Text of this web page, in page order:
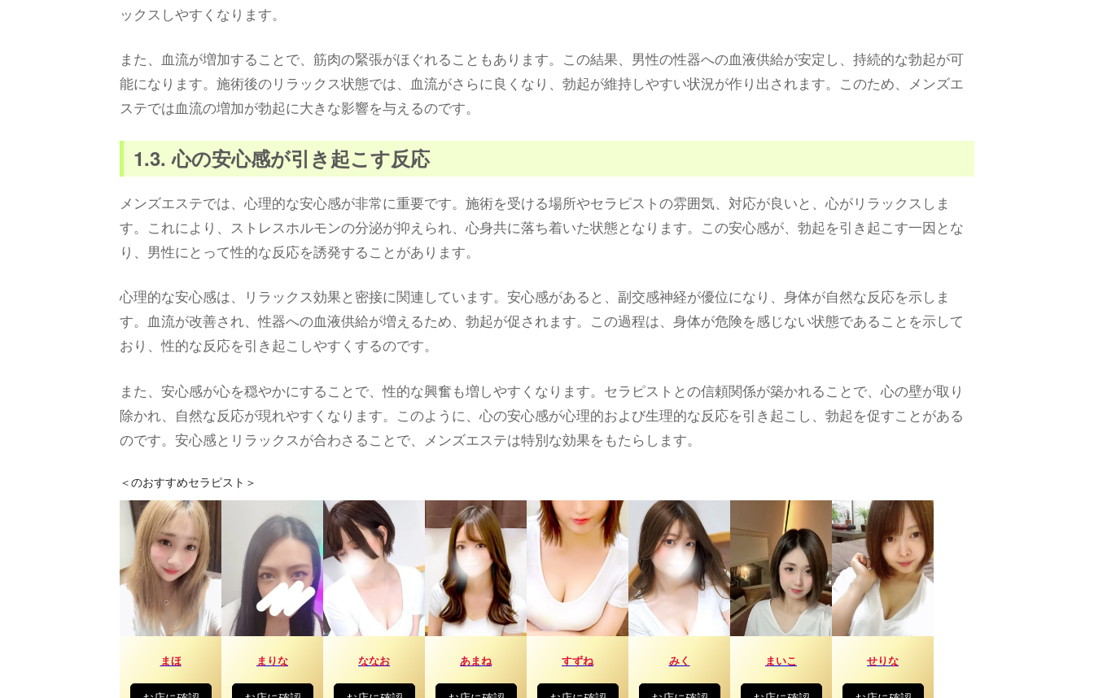
ックスしやすくなります。
また、血流が増加することで、筋肉の緊張がほぐれることもあります。この結果、男性の性器への血液供給が安定し、持続的な勃起が可
能になります。施術後のリラックス状態では、血流がさらに良くなり、勃起が維持しやすい状況が作り出されます。このため、メンズエ
ステでは血流の増加が勃起に大きな影響を与えるのです。
1.3. 心の安心感が引き起こす反応
メンズエステでは、心理的な安心感が非常に重要です。施術を受ける場所やセラピストの雰囲気、対応が良いと、心がリラックスしま
す。これにより、ストレスホルモンの分泌が抑えられ、心身共に落ち着いた状態となります。この安心感が、勃起を引き起こす一因とな
り、男性にとって性的な反応を誘発することがあります。
心理的な安心感は、リラックス効果と密接に関連しています。安心感があると、副交感神経が優位になり、身体が自然な反応を示しま
す。血流が改善され、性器への血液供給が増えるため、勃起が促されます。この過程は、身体が危険を感じない状態であることを示して
おり、性的な反応を引き起こしやすくするのです。
また、安心感が心を穏やかにすることで、性的な興奮も増しやすくなります。セラピストとの信頼関係が築かれることで、心の壁が取り
除かれ、自然な反応が現れやすくなります。このように、心の安心感が心理的および生理的な反応を引き起こし、勃起を促すことがある
のです。安心感とリラックスが合わさることで、メンズエステは特別な効果をもたらします。
＜のおすすめセラピスト＞
まほ まりな ななお あまね すずね みく まいこ せりな